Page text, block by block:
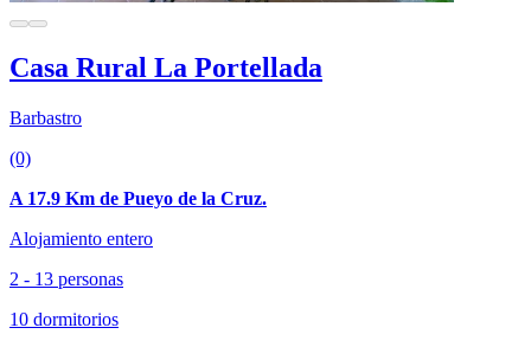
Casa Rural La Portellada
Barbastro
(0)
A 17.9 Km de Pueyo de la Cruz.
Alojamiento entero
2 - 13 personas
10 dormitorios